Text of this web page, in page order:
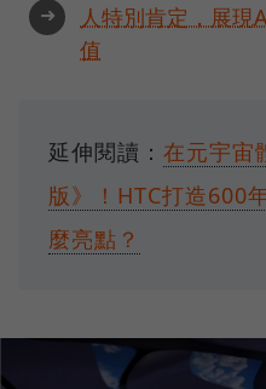
➜
人特別肯定，展現
值
延伸閱讀： 在元宇宙
版》！HTC打造600
麼亮點？